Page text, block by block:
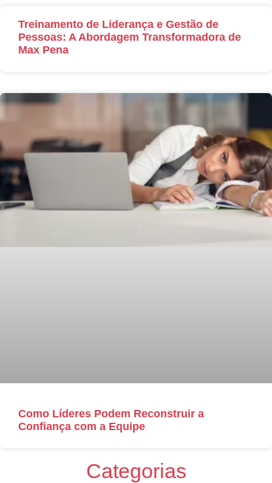
Treinamento de Liderança e Gestão de
Pessoas: A Abordagem Transformadora de
Max Pena
Como Líderes Podem Reconstruir a
Confiança com a Equipe
Categorias